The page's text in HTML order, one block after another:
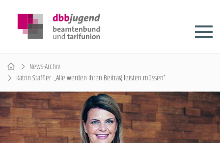
News-Archiv
Katrin Staffler: „Alle werden ihren Beitrag leisten müssen“